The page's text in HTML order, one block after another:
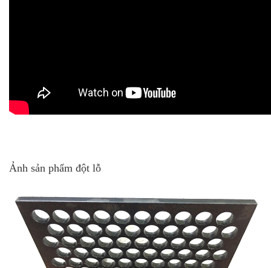
Ảnh sản phẩm đột lỗ